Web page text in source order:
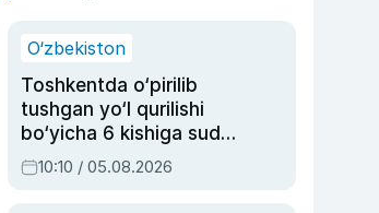
O‘zbekiston
Toshkentda o‘pirilib
tushgan yo‘l qurilishi
bo‘yicha 6 kishiga sud
hukmi o‘qildi
10:10 / 05.08.2026